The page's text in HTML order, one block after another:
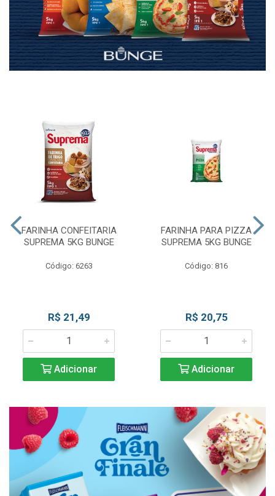
FARINHA CONFEITARIA
SUPREMA 5KG BUNGE
Código: 6263
R$ 21,49
Adicionar
FARINHA PARA PIZZA
SUPREMA 5KG BUNGE
Código: 816
R$ 20,75
Adicionar